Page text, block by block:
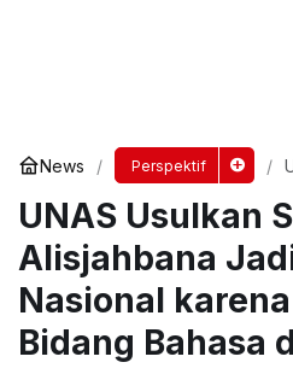
News Perspektif
UNAS Usulkan
Alisjahbana
Nasional
Bidang Bahasa